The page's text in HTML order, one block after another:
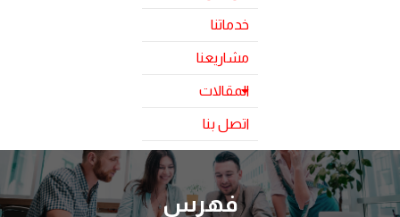
خدماتنا
مشاريعنا
المقالات
اتصل بنا
فهرس